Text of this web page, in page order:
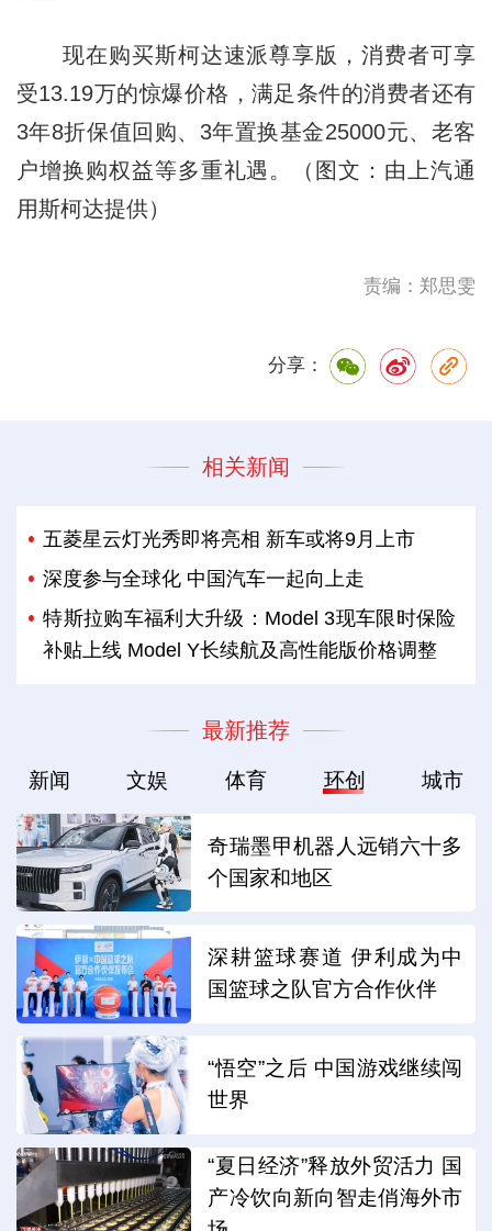
现在购买斯柯达速派尊享版，消费者可享
受13.19万的惊爆价格，满足条件的消费者还有
3年8折保值回购、3年置换基金25000元、老客
户增换购权益等多重礼遇。（图文：由上汽通
用斯柯达提供）
责编：郑思雯
分享：
相关新闻
五菱星云灯光秀即将亮相 新车或将9月上市
深度参与全球化 中国汽车一起向上走
特斯拉购车福利大升级：Model 3现车限时保险
补贴上线 Model Y长续航及高性能版价格调整
最新推荐
新闻 文娱 体育 环创 城市
奇瑞墨甲机器人远销六十多
个国家和地区
深耕篮球赛道 伊利成为中
国篮球之队官方合作伙伴
“悟空”之后 中国游戏继续闯
世界
“夏日经济”释放外贸活力 国
产冷饮向新向智走俏海外市